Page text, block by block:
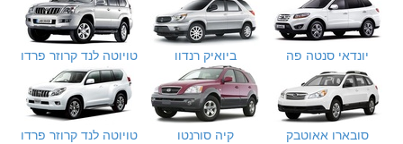
יונדאי סנטה פה ביואיק רנדוו טויוטה לנד קרוזר פרדו
סובארו אאוטבק קיה סורנטו טויוטה לנד קרוזר פרדו